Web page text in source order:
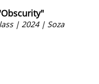
| 2024 | Soza